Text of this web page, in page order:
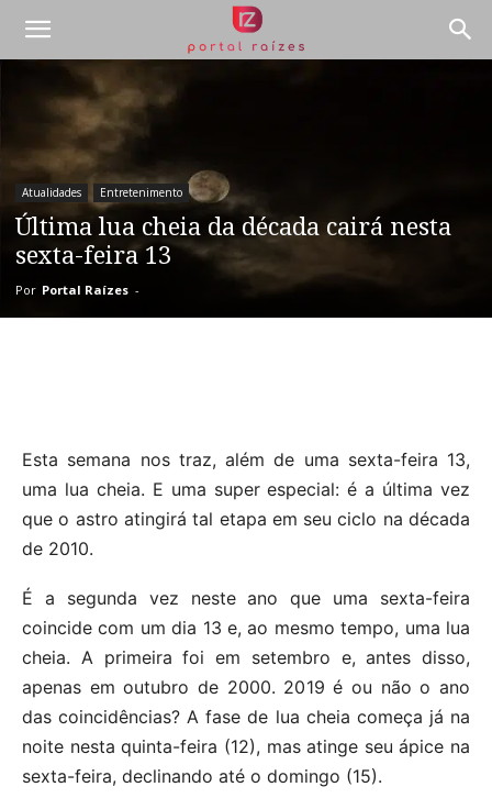
Atualidades Entretenimento
Última lua cheia da década cairá nesta
sexta-feira 13
Por Portal Raízes -
Esta semana nos traz, além de uma sexta-feira 13,
uma lua cheia. E uma super especial: é a última vez
que o astro atingirá tal etapa em seu ciclo na década
de 2010.
É a segunda vez neste ano que uma sexta-feira
coincide com um dia 13 e, ao mesmo tempo, uma lua
cheia. A primeira foi em setembro e, antes disso,
apenas em outubro de 2000. 2019 é ou não o ano
das coincidências? A fase de lua cheia começa já na
noite nesta quinta-feira (12), mas atinge seu ápice na
sexta-feira, declinando até o domingo (15).